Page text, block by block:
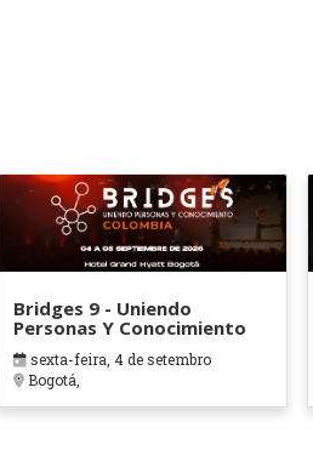
Bridges 9 - Uniendo
Personas Y Conocimiento
sexta-feira, 4 de setembro
Bogotá,